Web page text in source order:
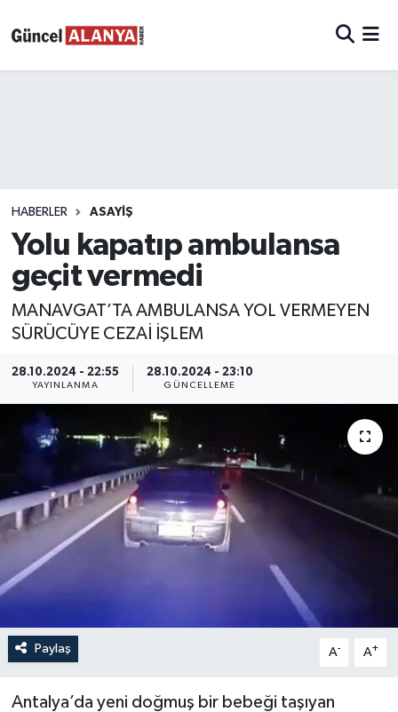
HABERLER ASAYIŞ
Yolu kapatıp ambulansa
geçit vermedi
MANAVGAT’TA AMBULANSA YOL VERMEYEN
SÜRÜCÜYE CEZAİ İŞLEM
28.10.2024 - 22:55
YAYINLANMA
28.10.2024 - 23:10
GÜNCELLEME
Paylaş A- A+
Antalya’da yeni doğmuş bir bebeği taşıyan